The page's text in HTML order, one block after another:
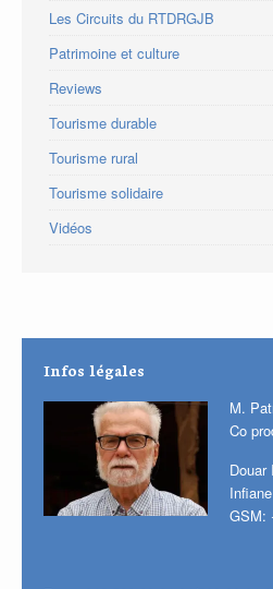
Les Circuits du RTDRGJB
Patrimoine et culture
Reviews
Tourisme durable
Tourisme rural
Tourisme solidaire
Vidéos
Infos légales
M.
Co
GSM: